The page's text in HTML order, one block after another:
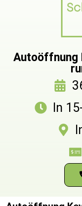
Autoöffnung
In